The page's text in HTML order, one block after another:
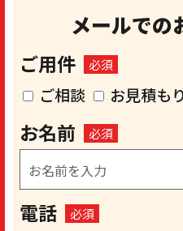
メールでの
ご用件 必須
ご相談 お見積もり
お名前 必須
電話 必須